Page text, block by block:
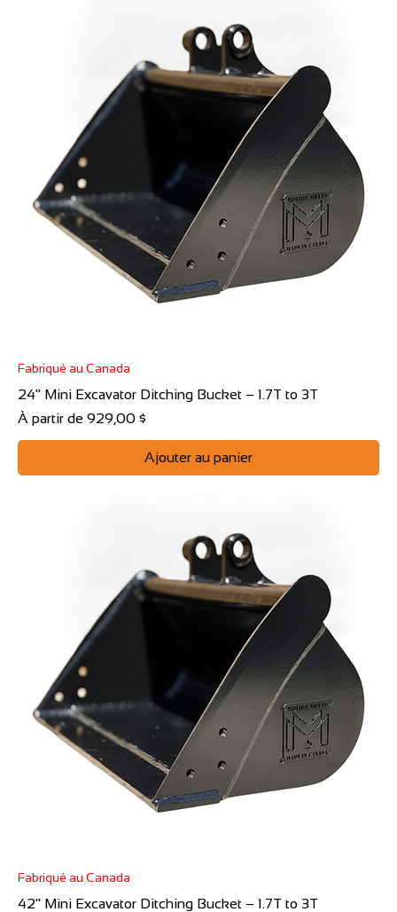
Fabriqué au Canada
24" Mini Excavator Ditching Bucket – 1.7T to 3T
À partir de 929,00 $
Prix promotionnel
Ajouter au panier
Fabriqué au Canada
42" Mini Excavator Ditching Bucket – 1.7T to 3T